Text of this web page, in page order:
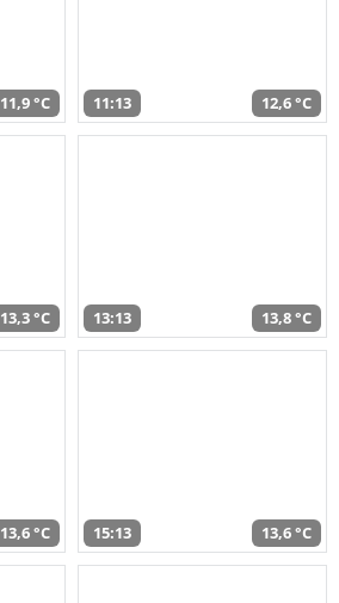
11,9 °C 11:13 12,6 °C
13,3 °C 13:13 13,8 °C
13,6 °C 15:13 13,6 °C